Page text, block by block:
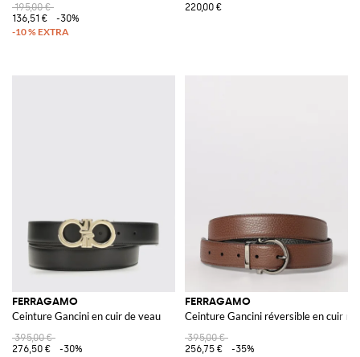
195,00 €
136,51 €
-30%
220,00 €
FERRAGAMO
Ceinture Gancini en cuir de veau
395,00 €
276,50 €
-30%
FERRAGAMO
Ceinture Gancini réversible en cuir
395,00 €
256,75 €
-35%